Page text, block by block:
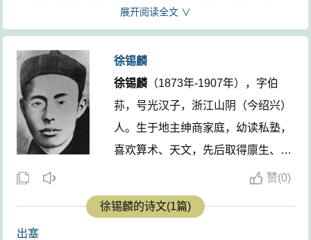
一直把清朝统治者杀到关外。玉关，本指玉门关，这里
代指山海关。清政府是在关外发迹的，因此要杀到关
外，把他们彻底消灭。这里用一个“环”字，预示着反清斗
争一定会取得胜利，战士们会踏着歌声，凯旋而回。后
两句写得极其悲壮，抒发了作者的情感，“只解沙场为国
死，何须马革裹尸还。”作为一名战士，想到的只是为国
捐躯，根本不去考虑身后事，为国捐躯，死得其所，又
这首诗抒发了作者义无反顾的革命激情和牺牲精
神，充满了英雄主义气概，把一腔报效祖国、战死疆场
的热忱发挥得淋漓尽致。在写下了这首诗的一年以后，
展开阅读全文 ∨
徐锡麟
徐锡麟（1873年-1907年），字伯
荪，号光汉子，浙江山阴（今绍兴）
人。生于地主绅商家庭，幼读私塾，
喜欢算术、天文，先后取得廪生、副
举人等功名。因他常宣传革命思想，
仇视清廷，其父恐受连累，分了一部
分财产给他，表示脱离父子关系。 ...
赞(0)
徐锡麟的诗文(1篇)
出塞